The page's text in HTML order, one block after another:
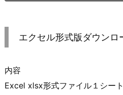
エクセル形式版ダウンロ
内容
Excel xlsx形式ファイル１シート